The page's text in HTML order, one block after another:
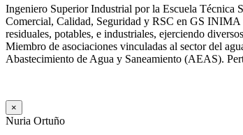
Ingeniero Superior Industrial por la Escuela Técnica
Comercial, Calidad, Seguridad y RSC en GS INIMA
residuales, potables, e industriales, ejerciendo
Miembro de asociaciones vinculadas al sector del
Abastecimiento de Agua y Saneamiento (AEAS).
×
Nuria Ortuño